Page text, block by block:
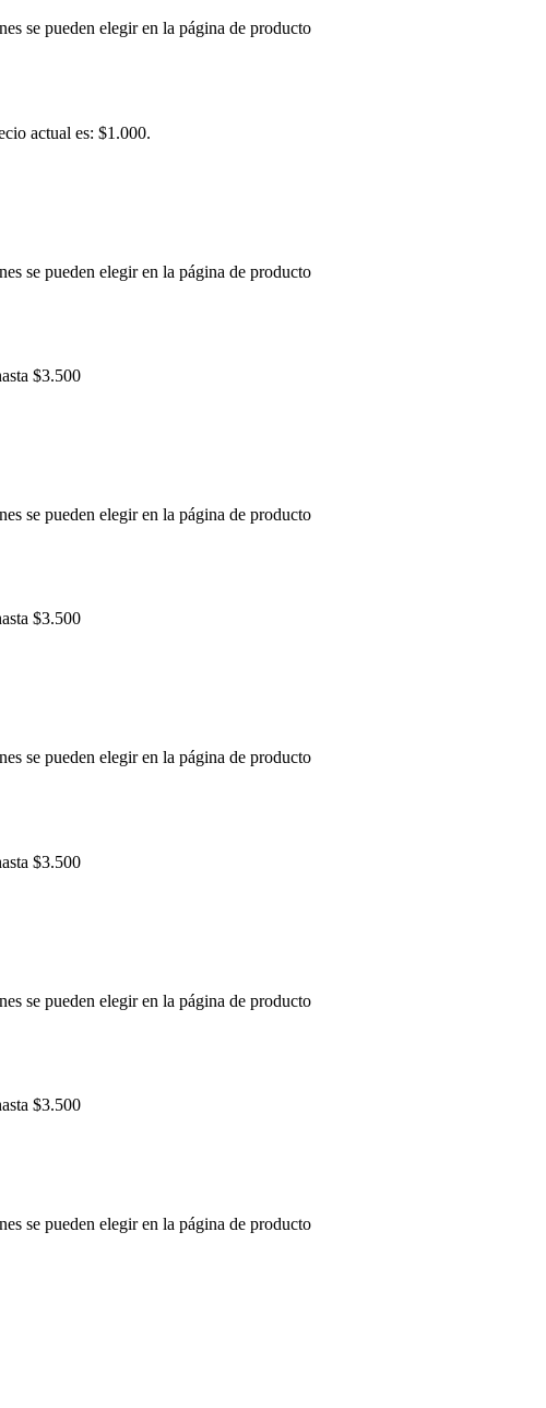
se pueden elegir en la página de producto
actual es: $1.000.
se pueden elegir en la página de producto
$3.500
se pueden elegir en la página de producto
$3.500
se pueden elegir en la página de producto
$3.500
se pueden elegir en la página de producto
$3.500
se pueden elegir en la página de producto